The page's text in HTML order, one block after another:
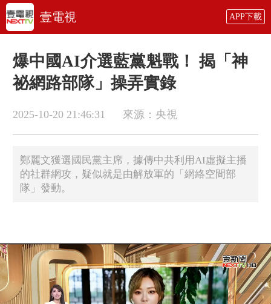
壹電視 APP下載
爆中國AI介選藍黨魁戰！ 揭「神
祕網路部隊」操弄實錄
2025-10-20 21:46:31 來源：央視
鄭麗文獲選國民黨主席，據傳中共利用AI虛擬主播
的社群網攻，疑似就是由解放軍的「網絡空間部
隊」發動。